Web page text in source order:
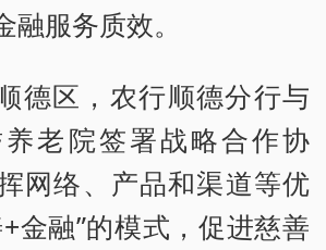
服务质效。
德区，农行顺德分行与
老院签署战略合作协
网络、产品和渠道等优
金融”的模式，促进慈善